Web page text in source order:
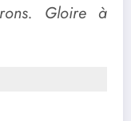
Gloire à